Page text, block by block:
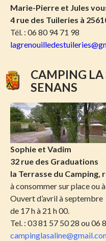
Marie-Pierre et Jules
4 rue des Tuileries à
Tél. : 06 80 94 71 98
CAMPING LA
SENANS
Sophie et Vadim
32 rue des Graduations
la Terrasse du
à consommer sur place ou
Ouvert d’avril à septembre
de 17 h à 21 h 00.
Tel. : 03 81 57 50 28 ou 06